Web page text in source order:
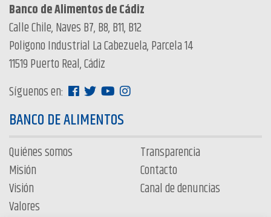
Banco de Alimentos de Cádiz
Calle Chile, Naves B7, B8, B11, B12
Poligono Industrial La Cabezuela, Parcela 14
11519 Puerto Real, Cádiz
Síguenos en:
BANCO DE ALIMENTOS
Quiénes somos
Misión
Visión
Valores
Transparencia
Contacto
Canal de denuncias